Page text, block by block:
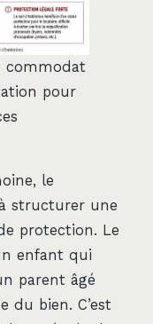
commodat
pour
le
structurer une
protection. Le
enfant qui
parent âgé
du bien. C’est